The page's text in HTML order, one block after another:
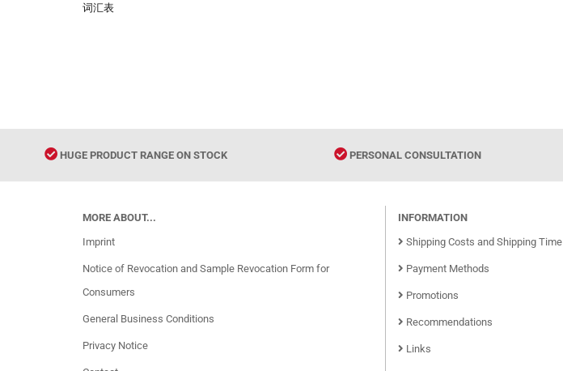
词汇表
HUGE PRODUCT RANGE ON STOCK PERSONAL CONSULTATION
MORE ABOUT...
Imprint
Notice of Revocation and Sample Revocation Form for
Consumers
General Business Conditions
Privacy Notice
INFORMATION
Shipping Costs and Shipping Time
Payment Methods
Promotions
Recommendations
Links